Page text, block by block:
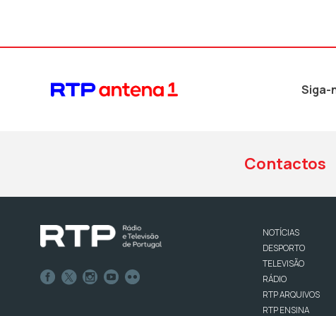
Siga-
Contactos
NOTÍCIAS
DESPORTO
TELEVISÃO
RÁDIO
RTP ARQUIVOS
RTP ENSINA